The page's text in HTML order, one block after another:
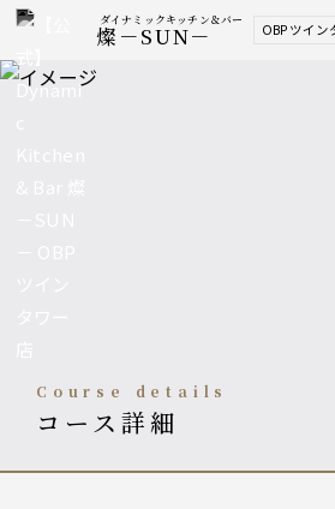
ダイナミックキッチン＆バー
燦－SUN－ OBPツイン
course details
コース詳細